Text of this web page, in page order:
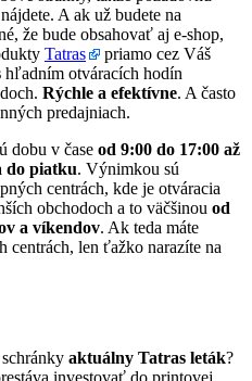
A ak už budete na
že bude obsahovať aj e-shop,
Tatras
priamo cez Váš
hľadním otváracích hodín
Rýchle a efektívne. A často
predajniach.
dobu v čase od 9:00 do 17:00 až
do piatku. Výnimkou sú
centrách, kde je otváracia
obchodoch a to väčšinou od
a víkendov. Ak teda máte
len ťažko narazíte na
aktuálny Tatras leták?